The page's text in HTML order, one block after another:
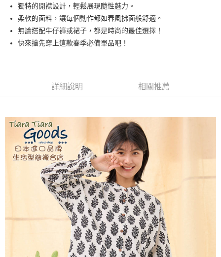
悠遊付
Google Pay
全盈+PAY
【關於「AFTEE先享後付」】
２．便利：只要手機號碼，簡訊認證，即可結帳。
３．安心：先確認商品／服務後，再付款。
【「AFTEE先享後付」結帳流程】
１．於結帳方式選擇「AFTEE先享後付」後，將跳轉至「AFTEE先享後付」
結帳頁面，進行簡訊認證並確認金額後，即可完成結帳。
２．訂單成立數日內，您將收到繳費通知簡訊。
３．收到繳費通知簡訊後14天內，點擊此簡訊中的連結，可透過四大超商／
ATM／網路銀行／等多元方式進行付款，方視為交易完成。
※ 請注意：結帳手續完成當下不需立刻繳費，但若您需要取消訂單，請聯絡
購買商品的店家。未經商家同意取消之訂單仍視為有效，需透過AFTEE先享
後付繳納相關費用。
※ 交易是否成功請以「AFTEE先享後付 」之結帳頁面顯示為準，若有關於
是否繳費成功／繳費後需取消欲退款等相關疑問，請聯繫「AFTEE先享後付
https://netprotections.freshdesk.com/support/home
運送方式
全家取貨付款
每筆NT$60，滿NT$1,800(含以上)免運費
付款後全家取貨
每筆NT$60，滿NT$1,800(含以上)免運費
每筆NT$60，滿NT$2,000(含以上)免運費
每筆NT$60，滿NT$2,000(含以上)免運費
獨特的開襟設計，輕鬆展現隨性魅力。
柔軟的面料，讓每個動作都如春風拂面般舒適。
無論搭配牛仔褲或裙子，都是時尚的最佳選擇！
快來搶先穿上這款春季必備單品吧！
詳細說明 相關推薦